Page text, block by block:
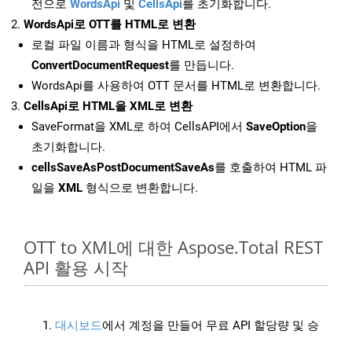
전으로 WordsApi 및 CellsApi를 초기화합니다.
WordsApi로 OTT를 HTML로 변환
로컬 파일 이름과 형식을 HTML로 설정하여
ConvertDocumentRequest를 만듭니다.
WordsApi를 사용하여 OTT 문서를 HTML로 변환합니다.
CellsApi로 HTML을 XML로 변환
SaveFormat을 XML로 하여 CellsAPI에서 SaveOption을
초기화합니다.
cellsSaveAsPostDocumentSaveAs를 호출하여 HTML 파
일을 XML 형식으로 변환합니다.
OTT to XML에 대한 Aspose.Total REST
API 활용 시작
대시보드에서 계정을 만들어 무료 API 할당량 및 승